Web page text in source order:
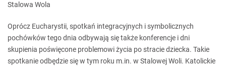
Stalowa Wola
Oprócz Eucharystii, spotkań integracyjnych i symbolicznych
pochówków tego dnia odbywają się także konferencje i dni
skupienia poświęcone problemowi życia po stracie dziecka. Takie
spotkanie odbędzie się w tym roku m.in. w Stalowej Woli. Katolickie